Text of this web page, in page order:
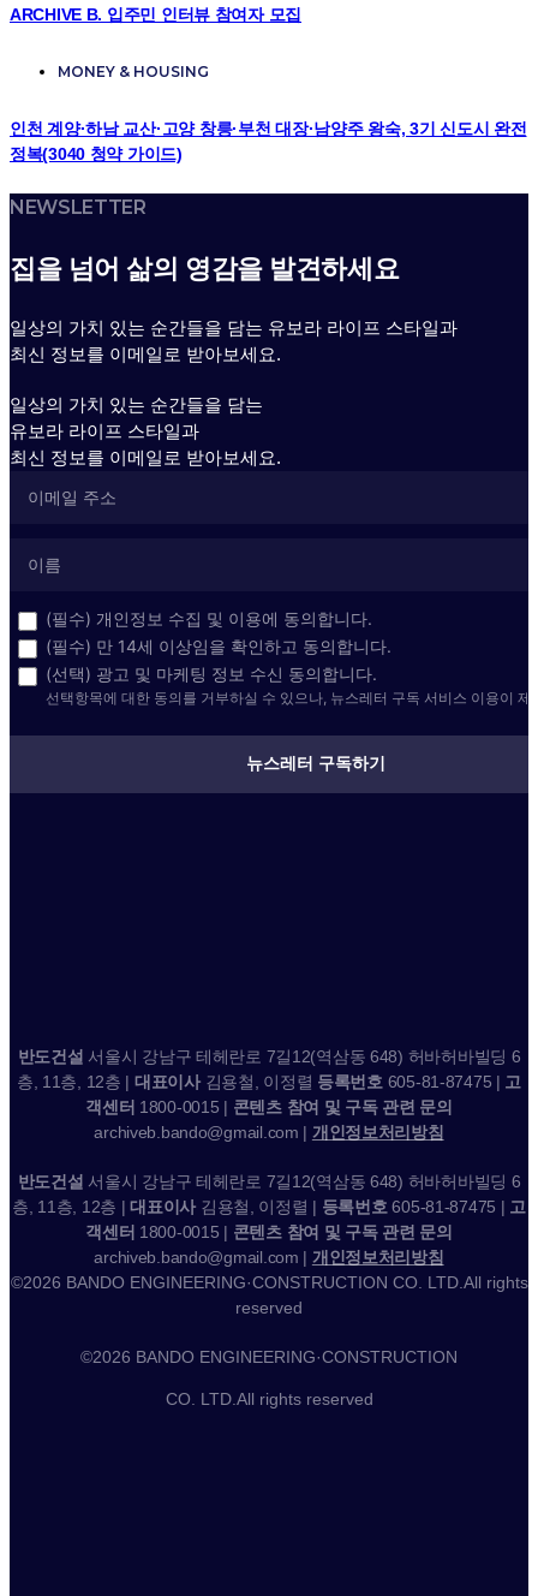
ARCHIVE B. 입주민 인터뷰 참여자 모집
MONEY & HOUSING
인천 계양·하남 교산·고양 창릉·부천 대장·남양주 왕숙, 3기 신도시 완전
정복(3040 청약 가이드)
NEWSLETTER
집을 넘어 삶의 영감을 발견하세요
일상의 가치 있는 순간들을 담는 유보라 라이프 스타일과
최신 정보를 이메일로 받아보세요.
일상의 가치 있는 순간들을 담는
유보라 라이프 스타일과
최신 정보를 이메일로 받아보세요.
(필수) 개인정보 수집 및 이용에 동의합니다.
(필수) 만 14세 이상임을 확인하고 동의합니다.
(선택) 광고 및 마케팅 정보 수신 동의합니다.
선택항목에 대한 동의를 거부하실 수 있으나, 뉴스레터 구독 서비스 이용이 제
뉴스레터 구독하기
반도건설 서울시 강남구 테헤란로 7길12(역삼동 648) 허바허바빌딩 6
층, 11층, 12층 | 대표이사김용철, 이정렬 등록번호 605-81-87475 | 고
객센터 1800-0015 | 콘텐츠 참여 및 구독 관련 문의
archiveb.bando@gmail.com | 개인정보처리방침
반도건설 서울시 강남구 테헤란로 7길12(역삼동 648) 허바허바빌딩 6
층, 11층, 12층 |대표이사 김용철, 이정렬 | 등록번호 605-81-87475 | 고
객센터 1800-0015 | 콘텐츠 참여 및 구독 관련 문의
archiveb.bando@gmail.com | 개인정보처리방침
©2026 BANDO ENGINEERING·CONSTRUCTION CO. LTD.All rights
reserved
©2026 BANDO ENGINEERING·CONSTRUCTION
CO. LTD.All rights reserved